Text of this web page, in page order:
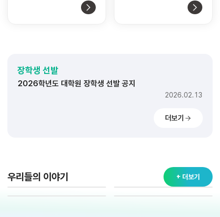
장학생 선발
2026학년도 대학원 장학생 선발 공지
2026.02.13
2026.02.11
2026.02.13
2026학년도 대학 장학생 선발 공지
2026.02.11
더보기
우리들의 이야기 + 더보기